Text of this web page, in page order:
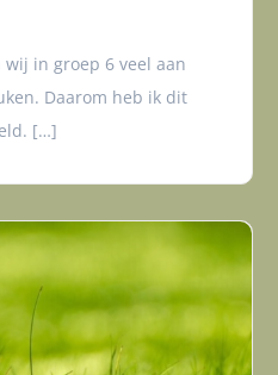
in groep 6 veel aan
Daarom heb ik dit
[…]